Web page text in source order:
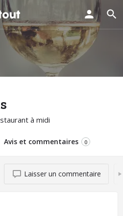
à midi
Avis et commentaires 0
Laisser un commentaire